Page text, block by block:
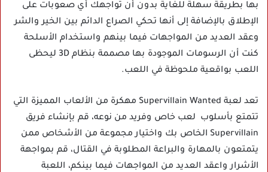
بها بطريقة سهلة للغاية بدون أن تواجهك أي صعوبات على
الإطلاق بالإضافة إلى أنها تحكي الصراع الدائم بين الخير والشر
وعقد العديد من المواجهات فيما بينهم واستخدام الأسلحة
كنت أن الرسومات الموجودة بها مصممة بنظام 3D ليحظى
اللعب بواقعية ملحوظة في اللعب.
تعد لعبة Supervillain Wanted مهكرة من الألعاب المميزة التي
تتمتع بأسلوب لعب خاص وفريد من نوعه، قم بإنشاء فريق
Supervillain الخاص بك واختيار مجموعة من الأشخاص ممن
يتمتعون بالمهارة والبراعة المطلوبة في القتال، قم بمواجهة
الأشرار واعقد العديد من المواجهات فيما بينكم، اللعبة